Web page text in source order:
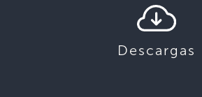
Descargas